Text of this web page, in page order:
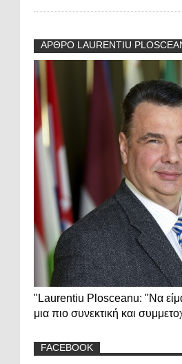
ΑΡΘΡΟ LAURENTIU
"Laurentiu Plosceanu: "Να
μια πιο συνεκτική και
FACEBOOK